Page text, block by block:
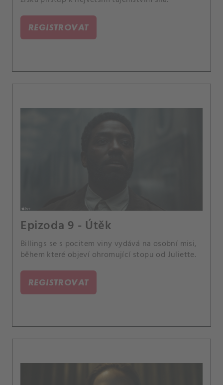
REGISTROVAT
Epizoda 9 - Útěk
Billings se s pocitem viny vydává na osobní misi,
během které objeví ohromující stopu od Juliette.
REGISTROVAT